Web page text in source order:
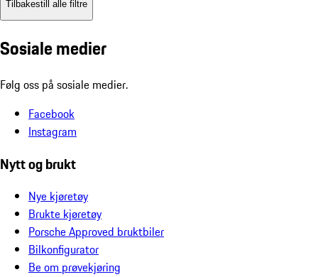
Tilbakestill alle filtre
Sosiale medier
Følg oss på sosiale medier.
Facebook
Instagram
Nytt og brukt
Nye kjøretøy
Brukte kjøretøy
Porsche Approved bruktbiler
Bilkonfigurator
Be om prøvekjøring